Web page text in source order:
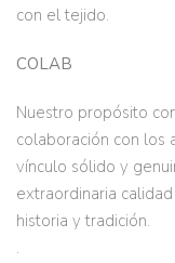
con el tejido.
COLAB
Nuestro propósito
colaboración con los
vínculo sólido y
extraordinaria
historia y tradición.
.